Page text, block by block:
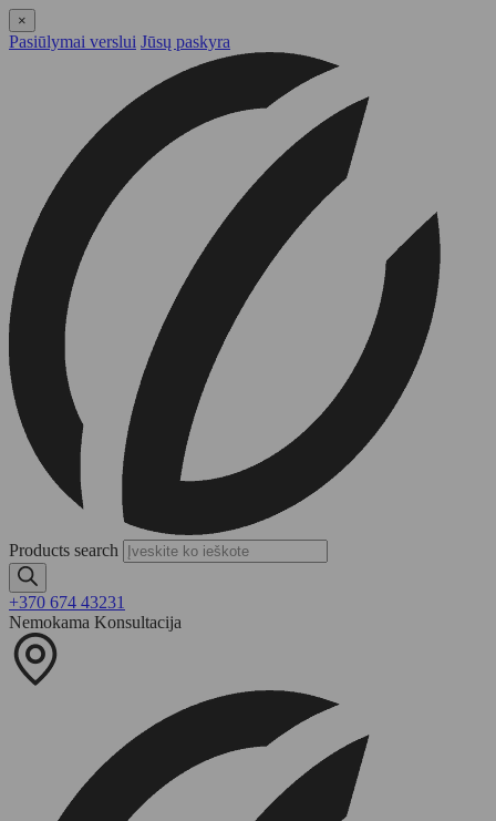
×
Pasiūlymai verslui Jūsų paskyra
Products search
+370 674 43231
Nemokama Konsultacija